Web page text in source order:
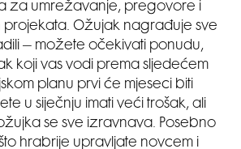
za umrežavanje, pregovore i
projekata. Ožujak nagrađuje sve
– možete očekivati ponudu,
koji vas vodi prema sljedećem
planu prvi će mjeseci biti
u siječnju imati veći trošak, ali
se sve izravnava. Posebno
hrabrije upravljate novcem i